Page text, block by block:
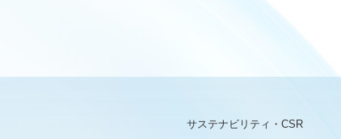
サステナビリティ・CSR